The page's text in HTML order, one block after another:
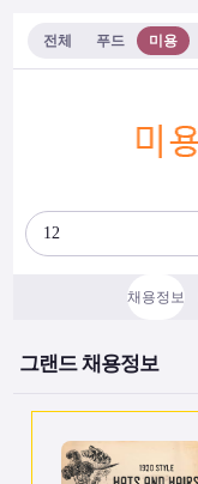
전체 푸드 미용
채용정보
그랜드 채용정보